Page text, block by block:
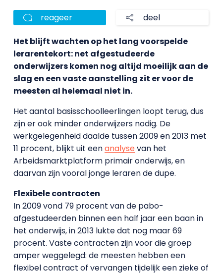
reageer deel
Het blijft wachten op het lang voorspelde
lerarentekort: net afgestudeerde
onderwijzers komen nog altijd moeilijk aan de
slag en een vaste aanstelling zit er voor de
meesten al helemaal niet in.
Het aantal basisschoolleerlingen loopt terug, dus
zijn er ook minder onderwijzers nodig. De
werkgelegenheid daalde tussen 2009 en 2013 met
11 procent, blijkt uit eenanalysevan het
Arbeidsmarktplatform primair onderwijs, en
daarvan zijn vooral jonge leraren de dupe.
Flexibele contracten
In 2009 vond 79 procent van de pabo-
afgestudeerden binnen een half jaar een baan in
het onderwijs, in 2013 lukte dat nog maar 69
procent. Vaste contracten zijn voor die groep
amper weggelegd: de meesten hebben een
flexibel contract of vervangen tijdelijk een zieke of